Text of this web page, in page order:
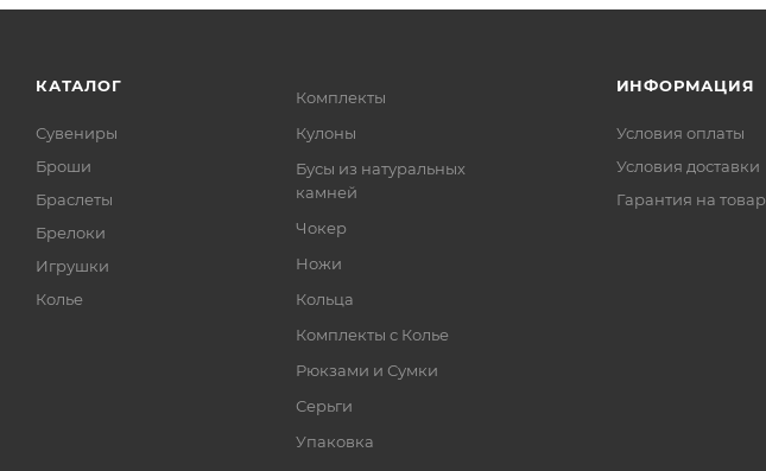
КАТАЛОГ
Сувениры
Броши
Браслеты
Брелоки
Игрушки
Колье
Комплекты
Кулоны
Бусы из натуральных
камней
Чокер
Ножи
Кольца
Комплекты с Колье
Рюкзами и Сумки
Серьги
Упаковка
ИНФОРМАЦИЯ
Условия оплаты
Условия доставки
Гарантия на товар